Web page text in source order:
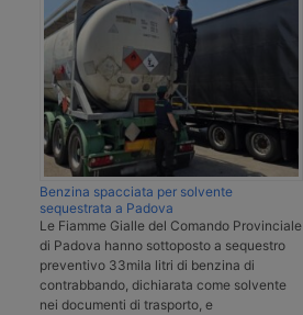
Benzina spacciata per solvente
sequestrata a Padova
Le Fiamme Gialle del Comando Provinciale
di Padova hanno sottoposto a sequestro
preventivo 33mila litri di benzina di
contrabbando, dichiarata come solvente
nei documenti di trasporto, e